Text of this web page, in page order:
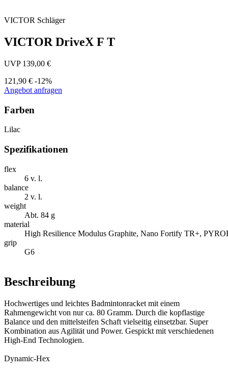
VICTOR Schläger
VICTOR DriveX F T
UVP 139,00 €
121,90 € -12%
Angebot anfragen
Farben
Lilac
Spezifikationen
flex
6 v. l.
balance
2 v. l.
weight
Abt. 84 g
material
High Resilience Modulus Graphite, Nano Fortify TR+,
grip
G6
Beschreibung
Hochwertiges und leichtes Badmintonracket mit einem
Rahmengewicht von nur ca. 80 Gramm. Durch die kopflastige
Balance und den mittelsteifen Schaft vielseitig einsetzbar. Super
Kombination aus Agilität und Power. Gespickt mit verschiedenen
High-End Technologien.
Dynamic-Hex